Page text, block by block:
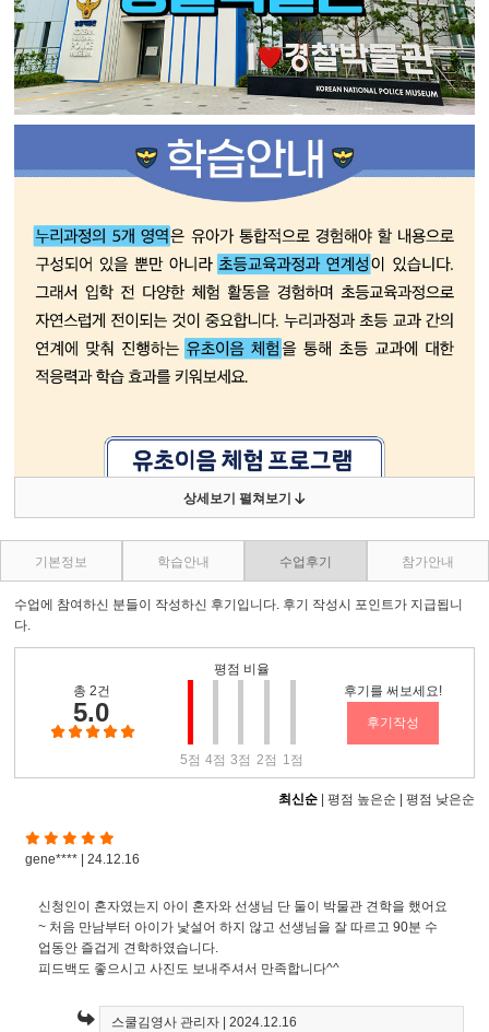
상세보기 펼쳐보기
기본정보 학습안내 수업후기 참가안내
수업에 참여하신 분들이 작성하신 후기입니다. 후기 작성시 포인트가 지급됩니
다.
총 2건
5.0
평점 비율
5점 4점 3점 2점 1점
후기를 써보세요!
후기작성
최신순| 평점 높은순 | 평점 낮은순
gene**** | 24.12.16
신청인이 혼자였는지 아이 혼자와 선생님 단 둘이 박물관 견학을 했어요
~ 처음 만남부터 아이가 낯설어 하지 않고 선생님을 잘 따르고 90분 수
업동안 즐겁게 견학하였습니다.
피드백도 좋으시고 사진도 보내주셔서 만족합니다^^
스쿨김영사 관리자| 2024.12.16